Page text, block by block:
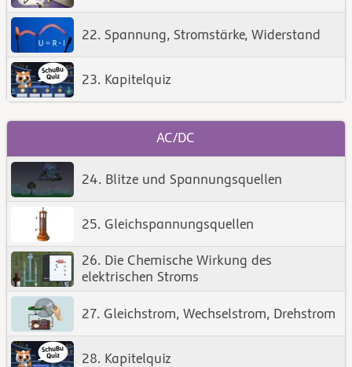
22. Spannung, Stromstärke, Widerstand
23. Kapitelquiz
AC/DC
24. Blitze und Spannungsquellen
25. Gleichspannungsquellen
26. Die Chemische Wirkung des
elektrischen Stroms
27. Gleichstrom, Wechselstrom, Drehstrom
28. Kapitelquiz